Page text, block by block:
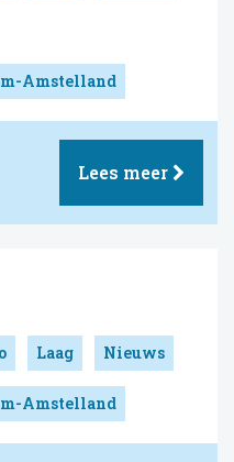
Amstelland
Lees meer
Laag Nieuws
Amstelland